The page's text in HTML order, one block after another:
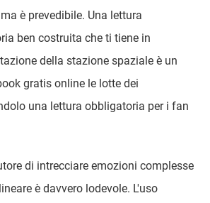
è prevedibile. Una lettura
ben costruita che ti tiene in
della stazione spaziale è un
gratis online le lotte dei
una lettura obbligatoria per i fan
di intrecciare emozioni complesse
è davvero lodevole. L'uso